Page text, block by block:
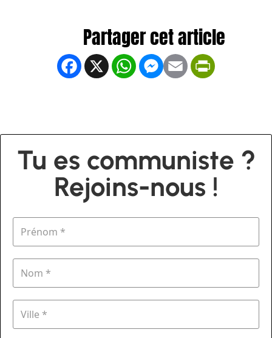
Facebook
X WhatsApp
Messenger
Email
Tu es communiste ?
Rejoins-nous !